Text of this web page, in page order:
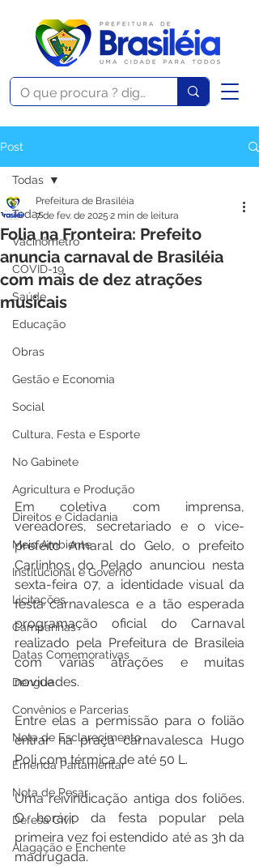
Post
Todas
Vacinômetro
COVID-19
Saúde
Educação
Obras
Gestão e Economia
Social
Cultura, Festa e Esporte
No Gabinete
Agricultura e Produção
Direitos e Cidadania
Meio Ambiente
Institucional e Governo
Licitações
Campanhas
Datas Comemorativas
Dengue
Convênios e Parcerias
Nota de Esclarecimento
Emenda Parlamentar
Nota de Pesar
Defesa Civil
Alagação e Enchente
Todas
Folia na Fronteira: Prefeito
anuncia carnaval de Brasiléia
com mais de dez atrações
musicais
Prefeitura de Brasiléia
7 de fev. de 2025 2 min de leitura
Em coletiva com imprensa,
vereadores, secretariado e o vice-
prefeito Amaral do Gelo, o prefeito
Carlinhos do Pelado anunciou nesta
sexta-feira 07, a identidade visual da
festa carnavalesca e a tão esperada
programação oficial do Carnaval
realizado pela Prefeitura de Brasileia
com várias atrações e muitas
novidades.
Entre elas a permissão para o folião
entrar na praça carnavalesca Hugo
Poli com térmica de até 50 L.
Uma reivindicação antiga dos foliões.
O horário da festa popular pela
primeira vez foi estendido até as 3h da
madrugada.